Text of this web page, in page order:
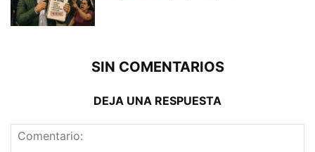
SIN COMENTARIOS
DEJA UNA RESPUESTA